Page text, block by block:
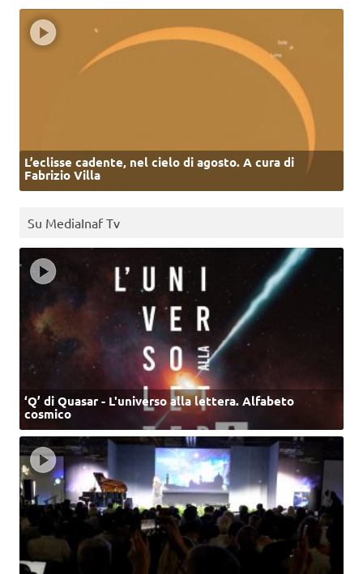
L’eclisse cadente, nel cielo di agosto. A cura di
Fabrizio Villa
Su MediaInaf Tv
‘Q’ di Quasar - L'universo alla lettera. Alfabeto
cosmico